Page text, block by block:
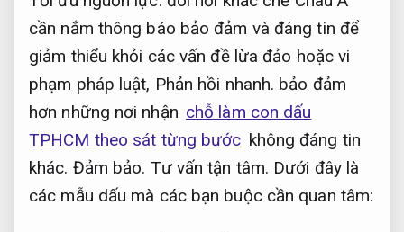
cần nắm thông báo bảo đảm và đáng tin để
giảm thiểu khỏi các vấn đề lừa đảo hoặc vi
phạm pháp luật, Phản hồi nhanh. bảo đảm
hơn những nơi nhận chỗ làm con dấu
TPHCM theo sát từng bước không đáng tin
khác. Đảm bảo. Tư vấn tận tâm. Dưới đây là
các mẫu dấu mà các bạn buộc cần quan tâm: